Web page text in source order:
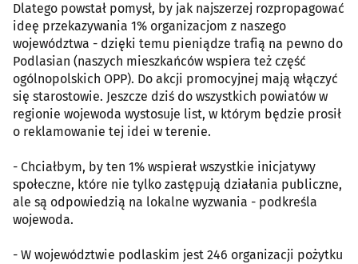
Dlatego powstał pomysł, by jak najszerzej rozpropagować
ideę przekazywania 1% organizacjom z naszego
województwa - dzięki temu pieniądze trafią na pewno do
Podlasian (naszych mieszkańców wspiera też część
ogólnopolskich OPP). Do akcji promocyjnej mają włączyć
się starostowie. Jeszcze dziś do wszystkich powiatów w
regionie wojewoda wystosuje list, w którym będzie prosił
o reklamowanie tej idei w terenie.
- Chciałbym, by ten 1% wspierał wszystkie inicjatywy
społeczne, które nie tylko zastępują działania publiczne,
ale są odpowiedzią na lokalne wyzwania - podkreśla
wojewoda.
- W województwie podlaskim jest 246 organizacji pożytku